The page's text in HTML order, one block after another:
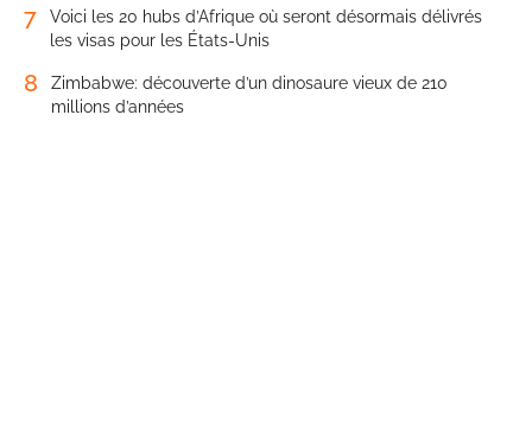
7
Voici les 20 hubs d’Afrique où seront désormais délivrés
les visas pour les États-Unis
8
Zimbabwe: découverte d’un dinosaure vieux de 210
millions d’années